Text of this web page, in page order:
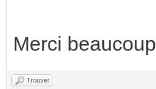
Merci beaucoup
Trouver